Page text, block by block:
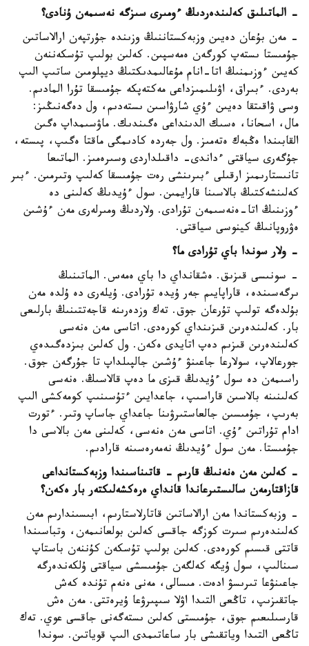
- الماتىلىق كەلىندەردىڭ ءومىرى سىزگە نەسىمەن ۇنادى؟
- مەن بۇعان دەيىن وزبەكستاننىڭ وزىندە جۇرتپەن ارالاساتىن
جۇمىستا ىستەپ كورگەن ەمەسپىن. كەلىن بولىپ تۇسكەننەن
كەيىن ءوزىمنىڭ اتا-انام مۇعالىمدىكتىڭ ديپلومىن ساتىپ الىپ
بەردى. ءبىراق، اۋىلىمىزداعى مەكتەپكە جۇمىسقا تۇرا المادىم.
وسى ۋاقىتقا دەيىن ءۇي شارۋاسىن ىستەدىم، ول دەگەنىڭىز:
مال، اسحانا، ەسىك الدىنداعى ەگىندىك. ماۋسىمداپ ەگىن
القابىندا ەڭبەك ەتەمىز. ول جەردە كادىمگى ماقتا ەگىپ، پىستە،
جۇگەرى سياقتى ءداندى- داقىلداردى وسىرەمىز. الماتىعا
تانىستارىمىز ارقىلى ءبىرىنشى رەت جۇمىسقا كەلىپ وتىرمىن. ءبىر
كەلىنشەكتىڭ بالاسىنا قارايمىن. سول ءۇيدىڭ كەلىنى دە
ءوزىنىڭ اتا-ەنەسىمەن تۇرادى. ولاردىڭ ومىرلەرى مەن ءۇشىن
ەۋروپانىڭ كينوسى سياقتى.
- ولار سوندا باي تۇرادى ما؟
- سونىسى قىزىق. ەشقانداي دا باي ەمەس. الماتىنىڭ
ىرگەسىندە، قاراپايىم جەر ۇيدە تۇرادى. ۇيلەرى دە ۇلدە مەن
بۇلدەگە تولىپ تۇرعان جوق. تەك وزدەرىنە قاجەتتىنىڭ بارلىعى
بار. كەلىندەرىن قىزىنداي كورەدى. اتاسى مەن ەنەسى
كەلىندەرىن قىزىم دەپ اتايدى ەكەن. ول كەلىن بىزدەگىدەي
جورعالاپ، سولارعا جاعىنۋ ءۇشىن جالپىلداپ تا جۇرگەن جوق.
راسىمەن دە سول ءۇيدىڭ قىزى ما دەپ قالاسىڭ. ەنەسى
كەلىنىنە بالاسىن قاراسىپ، جاعدايىن ءتۇسىنىپ كومەكشى الىپ
بەرىپ، جۇمىسىن جالعاستىرۋىنا جاعداي جاساپ وتىر. ءتورت
ادام تۇراتىن ءۇي. اتاسى مەن ەنەسى، كەلىنى مەن بالاسى دا
جۇمىستا. مەن سول ءۇيدىڭ نەمەرەسىنە قارادىم.
- كەلىن مەن ەنەنىڭ قارىم - قاتىناسىندا وزبەكستانداعى
قازاقتارمەن سالىستىرعاندا قانداي ەرەكشەلىكتەر بار ەكەن؟
- وزبەكستاندا مەن ارالاساتىن قاتارلاستارىم، ابىسىندارىم مەن
كەلىندەرىم سىرت كوزگە جاقسى كەلىن بولعانىمەن، وتباسىندا
قاتتى قىسىم كورەدى. كەلىن بولىپ تۇسكەن كۇننەن باستاپ
سىنالىپ، سول ۇيگە كەلگەن جۇمىسشى سياقتى ۇلكەندەرگە
جاعىنۋعا تىرىسۋ ادەت. مىسالى، مەنى ەنەم تۇندە كەش
جاتقىزىپ، تاڭعى التىدا اۋلا سىپىرۋعا ۇيرەتتى. مەن ەش
قارسىلىعىم جوق، جۇمىستى كەلىن ىستەگەنى جاقسى عوي. تەك
تاڭعى التىدا وياتقىشى بار ساعاتىمدى الىپ قوياتىن. سوندا